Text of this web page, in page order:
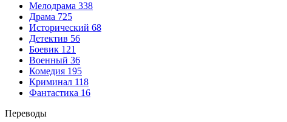
Мелодрама 338
Драма 725
Исторический 68
Детектив 56
Боевик 121
Военный 36
Комедия 195
Криминал 118
Фантастика 16
Переводы